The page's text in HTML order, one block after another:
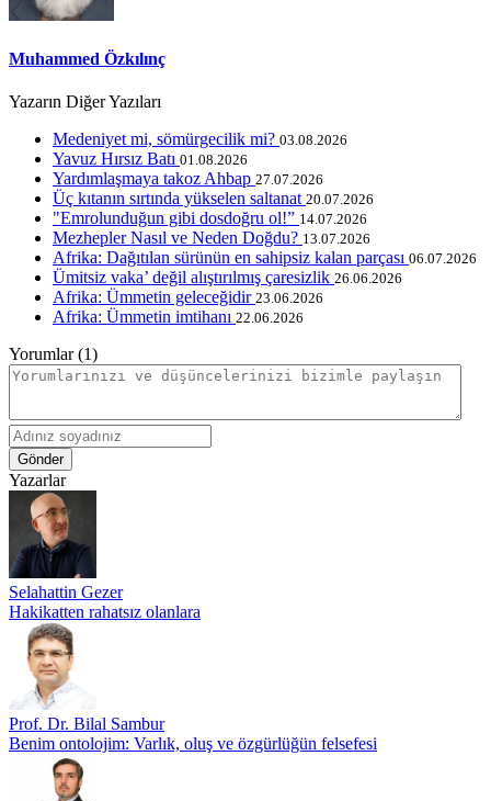
Muhammed Özkılınç
Yazarın Diğer Yazıları
Medeniyet mi, sömürgecilik mi? 03.08.2026
Yavuz Hırsız Batı 01.08.2026
Yardımlaşmaya takoz Ahbap 27.07.2026
Üç kıtanın sırtında yükselen saltanat 20.07.2026
"Emrolunduğun gibi dosdoğru ol!” 14.07.2026
Mezhepler Nasıl ve Neden Doğdu? 13.07.2026
Afrika: Dağıtılan sürünün en sahipsiz kalan parçası 06.07.2026
Ümitsiz vaka’ değil alıştırılmış çaresizlik 26.06.2026
Afrika: Ümmetin geleceğidir 23.06.2026
Afrika: Ümmetin imtihanı 22.06.2026
Yorumlar (1)
Gönder
Yazarlar
Selahattin Gezer
Hakikatten rahatsız olanlara
Prof. Dr. Bilal Sambur
Benim ontolojim: Varlık, oluş ve özgürlüğün felsefesi